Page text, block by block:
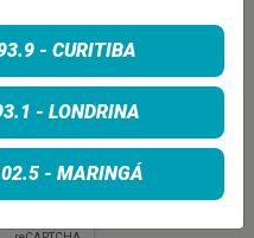
- CURITIBA
- LONDRINA
- MARINGÁ